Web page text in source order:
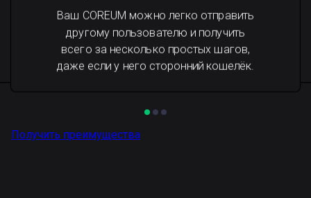
Ваш COREUM можно легко отправить
другому пользователю и получить
всего за несколько простых шагов,
даже если у него сторонний кошелёк.
Получить преимущества